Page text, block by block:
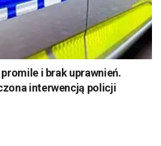
i brak uprawnień.
interwencją policji